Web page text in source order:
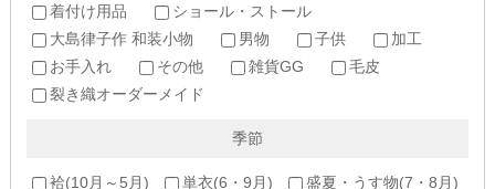
着付け用品
ショール・ストール
大島律子作 和装小物
男物 子供
加工
お手入れ
その他 雑貨GG
毛皮
裂き織オーダーメイド
季節
袷(10月～5月) 単衣(6・9月) 盛夏・うす物(7・8月)